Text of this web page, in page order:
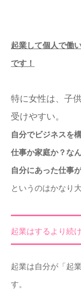
起業して個人で働
です！
特に女性は、子
受けやすい。
自分でビジネスを
仕事か家庭か？な
自分にあった仕事
というのはかなり
起業はするより続
起業は自分が「起
す。